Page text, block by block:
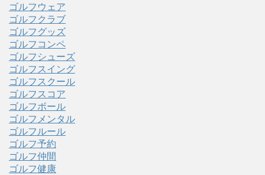
ゴルフウェア
ゴルフクラブ
ゴルフグッズ
ゴルフコンペ
ゴルフシューズ
ゴルフスイング
ゴルフスクール
ゴルフスコア
ゴルフボール
ゴルフメンタル
ゴルフルール
ゴルフ予約
ゴルフ仲間
ゴルフ健康